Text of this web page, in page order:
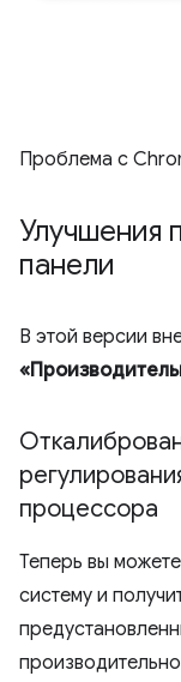
Проблема с
Улучшения
панели
В этой версии
процессора
Теперь вы
систему и